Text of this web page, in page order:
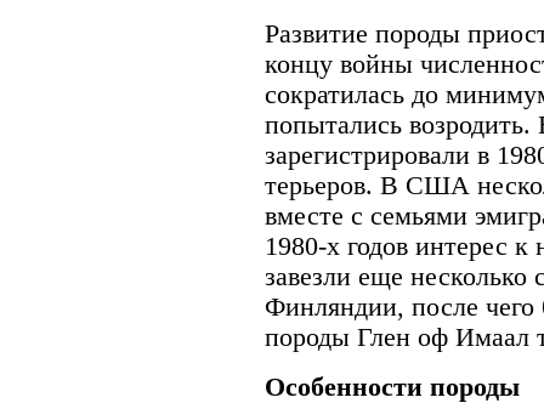
Развитие породы
концу войны
сократилась до
попытались
зарегистрировали в
терьеров. В США
вместе с семьями
1980-х годов интерес
завезли еще
Финляндии, после
породы Глен оф Имаал
Особенности породы